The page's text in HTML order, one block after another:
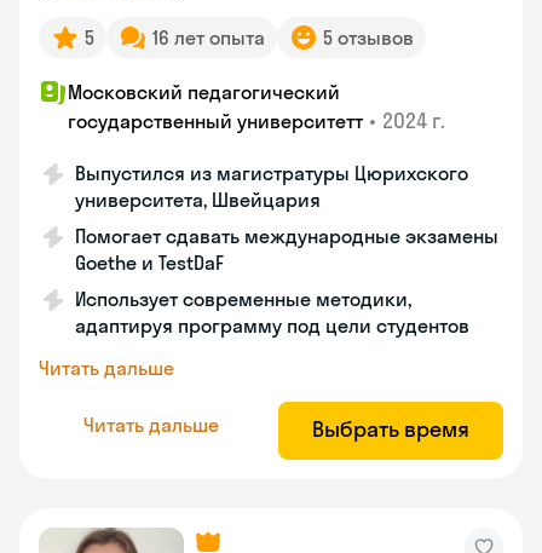
5 16 лет опыта 5 отзывов
Московский педагогический
государственный университетт • 2024 г.
Выпустился из магистратуры Цюрихского
университета, Швейцария
Помогает сдавать международные экзамены
Goethe и TestDaF
Использует современные методики,
адаптируя программу под цели студентов
Читать дальше
Читать дальше Выбрать время